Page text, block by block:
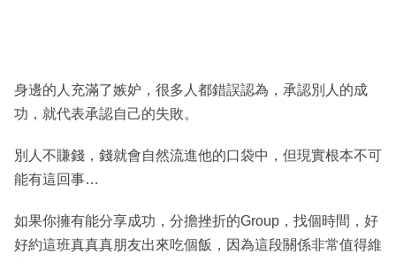
身邊的人充滿了嫉妒，很多人都錯誤認為，承認別人的成
功，就代表承認自己的失敗。
別人不賺錢，錢就會自然流進他的口袋中，但現實根本不可
能有這回事…
如果你擁有能分享成功，分擔挫折的Group，找個時間，好
好約這班真真真朋友出來吃個飯，因為這段關係非常值得維